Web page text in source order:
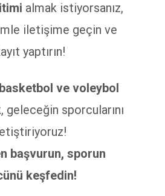
almak istiyorsanız,
iletişime geçin ve
yaptırın!
ve voleybol
geleceğin sporcularını
başvurun, sporun
keşfedin!